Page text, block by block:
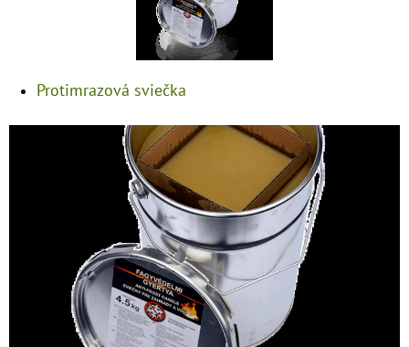
Protimrazová sviečka